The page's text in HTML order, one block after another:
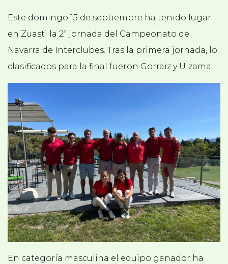
Este domingo 15 de septiembre ha tenido lugar
en Zuasti la 2ª jornada del Campeonato de
Navarra de Interclubes. Tras la primera jornada, lo
clasificados para la final fueron Gorraiz y Ulzama.
En categoría masculina el equipo ganador ha